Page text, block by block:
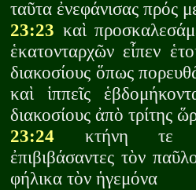
ταῦτα ἐνεφάνισας πρός
23:23 καὶ
ἑκατονταρχῶν εἶπεν
διακοσίους ὅπως
καὶ ἱππεῖς
διακοσίους ἀπὸ τρίτης
23:24 κτήνη τε
ἐπιβιβάσαντες τὸν
φήλικα τὸν ἡγεμόνα